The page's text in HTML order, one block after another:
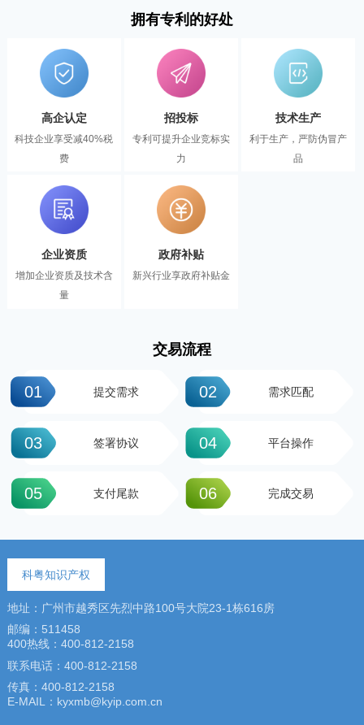
拥有专利的好处
高企认定
科技企业享受减40%税
费
招投标
专利可提升企业竞标实
力
技术生产
利于生产，严防伪冒产
品
企业资质
增加企业资质及技术含
量
政府补贴
新兴行业享政府补贴金
交易流程
01 提交需求 02 需求匹配
03 签署协议 04 平台操作
05 支付尾款 06 完成交易
科粤知识产权
地址：广州市越秀区先烈中路100号大院23-1栋616房
邮编：511458
400热线：400-812-2158
联系电话：400-812-2158
传真：400-812-2158
E-MAIL：kyxmb@kyip.com.cn